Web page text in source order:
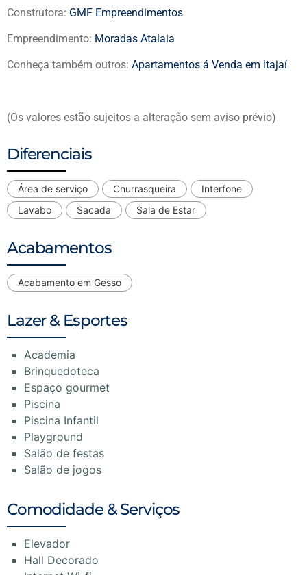
Construtora: GMF Empreendimentos
Empreendimento: Moradas Atalaia
Conheça também outros: Apartamentos á Venda em Itajaí
(Os valores estão sujeitos a alteração sem aviso prévio)
Diferenciais
Área de serviço Churrasqueira
Interfone
Lavabo
Sacada Sala de Estar
Acabamentos
Acabamento em Gesso
Lazer & Esportes
Academia
Brinquedoteca
Espaço gourmet
Piscina
Piscina Infantil
Playground
Salão de festas
Salão de jogos
Comodidade & Serviços
Elevador
Hall Decorado